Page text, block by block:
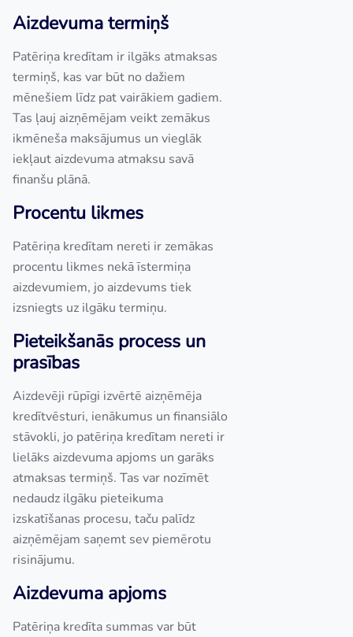
Aizdevuma termiņš
Patēriņa kredītam ir ilgāks atmaksas
termiņš, kas var būt no dažiem
mēnešiem līdz pat vairākiem gadiem.
Tas ļauj aizņēmējam veikt zemākus
ikmēneša maksājumus un vieglāk
iekļaut aizdevuma atmaksu savā
finanšu plānā.
Procentu likmes
Patēriņa kredītam nereti ir zemākas
procentu likmes nekā īstermiņa
aizdevumiem, jo aizdevums tiek
izsniegts uz ilgāku termiņu.
Pieteikšanās process un
prasības
Aizdevēji rūpīgi izvērtē aizņēmēja
kredītvēsturi, ienākumus un finansiālo
stāvokli, jo patēriņa kredītam nereti ir
lielāks aizdevuma apjoms un garāks
atmaksas termiņš. Tas var nozīmēt
nedaudz ilgāku pieteikuma
izskatīšanas procesu, taču palīdz
aizņēmējam saņemt sev piemērotu
risinājumu.
Aizdevuma apjoms
Patēriņa kredīta summas var būt